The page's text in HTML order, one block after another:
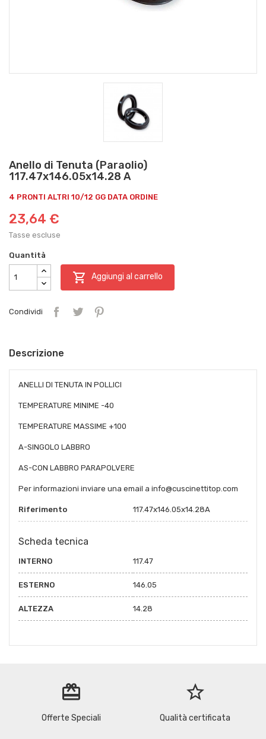
Anello di Tenuta (Paraolio)
117.47x146.05x14.28 A
4 PRONTI ALTRI 10/12 GG DATA ORDINE
23,64 €
Tasse escluse
Quantità
 Aggiungi al carrello
Condividi
Descrizione
ANELLI DI TENUTA IN POLLICI
TEMPERATURE MINIME -40
TEMPERATURE MASSIME +100
A-SINGOLO LABBRO
AS-CON LABBRO PARAPOLVERE
Per informazioni inviare una email a info@cuscinettitop.com
Riferimento 117.47x146.05x14.28A
Scheda tecnica
INTERNO 117.47
ESTERNO 146.05
ALTEZZA 14.28
redeem
Offerte Speciali
star_border
Qualità certificata